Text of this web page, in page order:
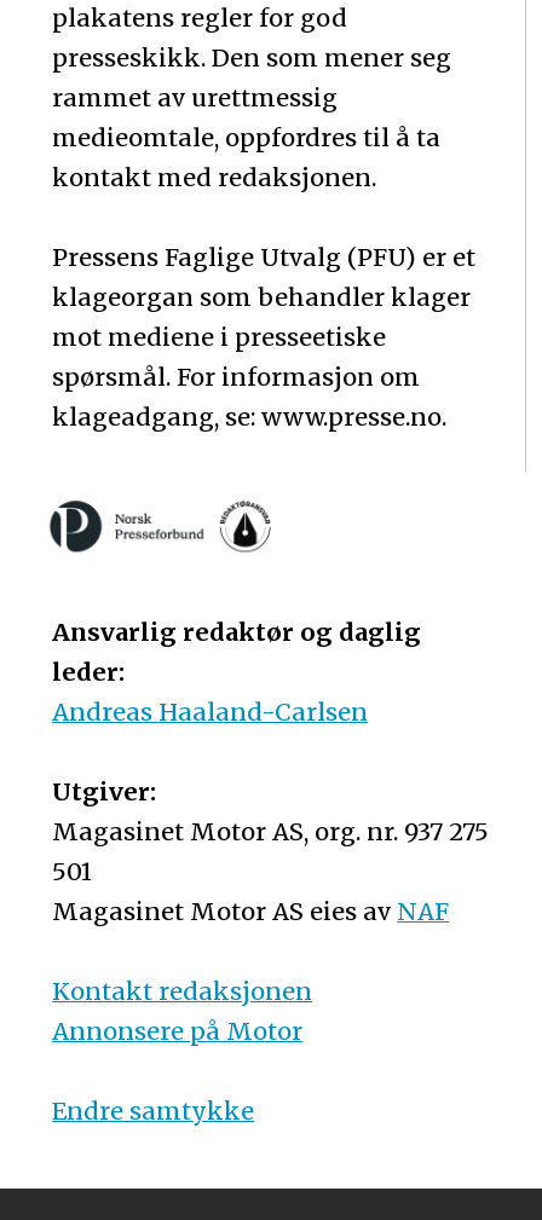
plakatens regler for god
presseskikk. Den som mener seg
rammet av urettmessig
medieomtale, oppfordres til å ta
kontakt med redaksjonen.
Pressens Faglige Utvalg (PFU) er et
klageorgan som behandler klager
mot mediene i presseetiske
spørsmål. For informasjon om
klageadgang, se: www.presse.no.
Ansvarlig redaktør og daglig
leder:
Andreas Haaland-Carlsen
Utgiver:
Magasinet Motor AS, org. nr. 937 275
501
Magasinet Motor AS eies av NAF
Kontakt redaksjonen
Annonsere på Motor
Endre samtykke